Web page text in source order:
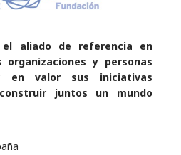
el aliado de referencia en
organizaciones y personas
en valor sus iniciativas
juntos un mundo